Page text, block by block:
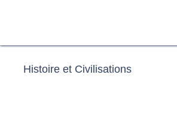
Histoire et Civilisations